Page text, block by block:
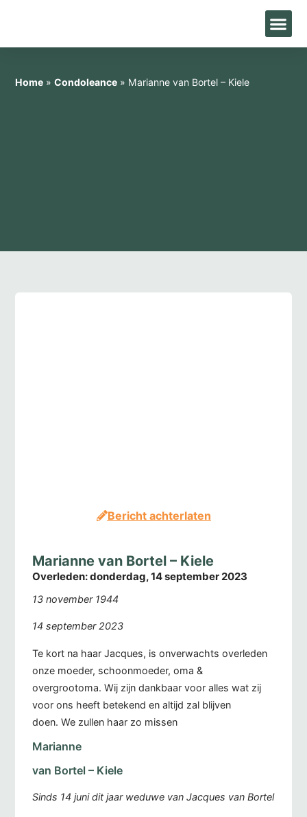
Home »Condoleance » Marianne van Bortel – Kiele
Bericht achterlaten
Marianne van Bortel – Kiele
Overleden:donderdag, 14 september 2023
13 november 1944
14 september 2023
Te kort na haar Jacques, is onverwachts overleden
onze moeder, schoonmoeder, oma &
overgrootoma. Wij zijn dankbaar voor alles wat zij
voor ons heeft betekend en altijd zal blijven
doen. We zullen haar zo missen
Marianne
van Bortel – Kiele
Sinds 14 juni dit jaar weduwe van Jacques van Bortel